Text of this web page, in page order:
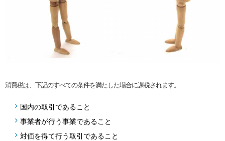
消費税は、下記のすべての条件を満たした場合に課税されます。
国内の取引であること
事業者が行う事業であること
対価を得て行う取引であること